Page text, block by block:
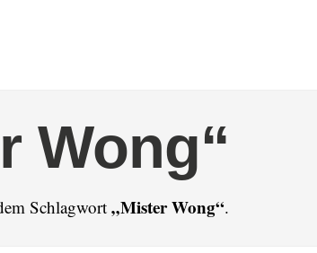
Wong“
Schlagwort „Mister Wong“.